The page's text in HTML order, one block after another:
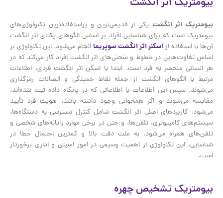
بیومتریک اثر انگشت
بیومتریک اثر انگشت یکی از قدیمی‌ترین و پراستفاده‌ترین تکنولوژی‌های
بیومتریک است که برای شناسایی افراد بر اساس الگوهای یکتای اثر انگشت
آن‌ها با استفاده ازاسکنر اثر انگشت سوپریماانجام می‌شود. این تکنولوژی بر
اساس تفاوت‌هایی در خطوط و منحنی‌های اثر انگشت افراد کار می‌کند که در
هر انسانی منحصر به فرد است. ابتدا با اسکن اثر انگشت فردی، اطلاعات
مرتبط با الگوهای انگشت از جمله نقاط خمیدگی و اتصالات رمزگذاری
می‌شوند. سپس این اطلاعات با اطلاعاتی که در پایگاه داده ثبت شده‌اند،
مقایسه می‌شوند و اگر همخوانی وجود داشته باشد، هویت فرد تأیید
می‌شود. کاربردهای اصلی اثر انگشت شامل کنترل دسترسی به دستگاه‌ها،
سیستم‌های کامپیوتری، تلفن‌ها، و حتی در برخی موارد رایانه‌های شخصی و
تلفن‌های همراه می‌شود. به علت دقت بالا و کمترین احتمال خطا در
شناسایی، این تکنولوژی از اهمیت وسیعی در امور امنیتی و اداری برخوردار
است.
بیومتریک تشخیص چهره